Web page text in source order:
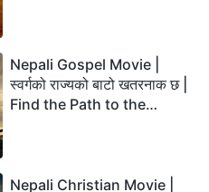
Nepali Gospel Movie |
स्वर्गको राज्यको बाटो खतरनाक छ |
Find the Path to the
Nepali Christian Movie |